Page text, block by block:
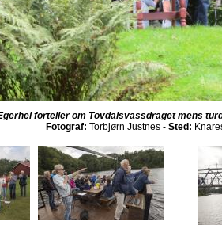
forteller om Tovdalsvassdraget mens
Fotograf: Torbjørn Justnes - Sted: